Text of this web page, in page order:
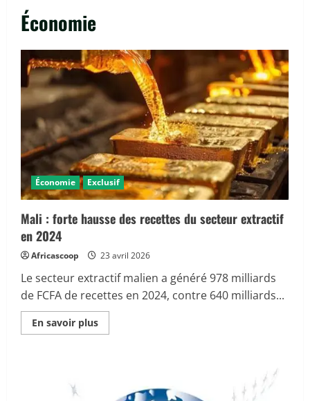
Économie
Économie Exclusif
Mali : forte hausse des recettes du secteur extractif
en 2024
Africascoop 23 avril 2026
Le secteur extractif malien a généré 978 milliards
de FCFA de recettes en 2024, contre 640 milliards...
En savoir plusEn
savoir